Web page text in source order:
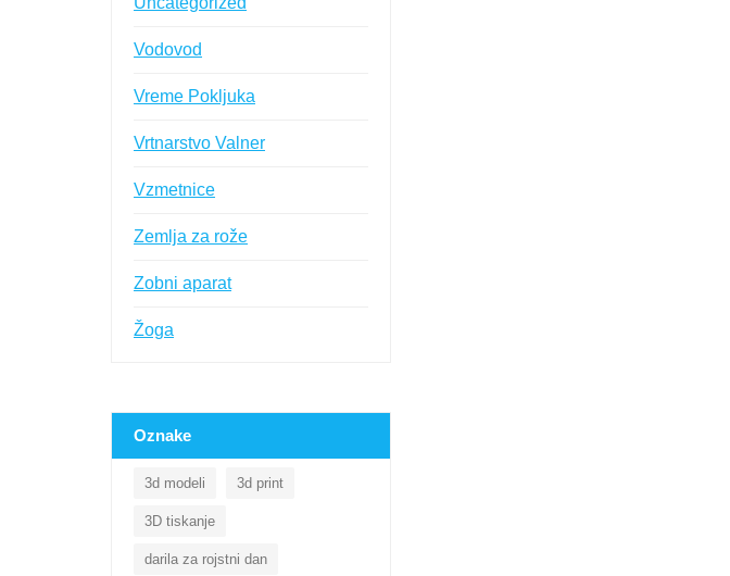
Vodovod
Vreme Pokljuka
Vrtnarstvo Valner
Vzmetnice
Zemlja za rože
Zobni aparat
Žoga
Oznake
3d modeli 3d print
3D tiskanje
darila za rojstni dan